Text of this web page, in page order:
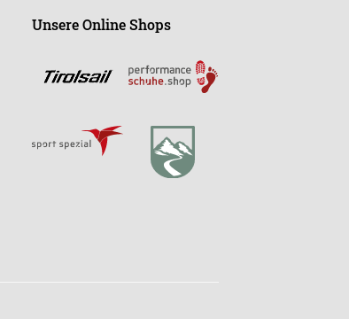
Unsere Online Shops